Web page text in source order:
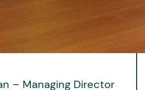
– Managing Director